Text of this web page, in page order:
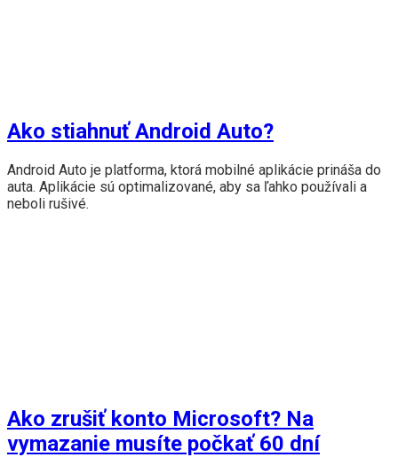
Ako stiahnuť Android Auto?
Android Auto je platforma, ktorá mobilné aplikácie prináša do
auta. Aplikácie sú optimalizované, aby sa ľahko používali a
neboli rušivé.
Ako zrušiť konto Microsoft? Na
vymazanie musíte počkať 60 dní